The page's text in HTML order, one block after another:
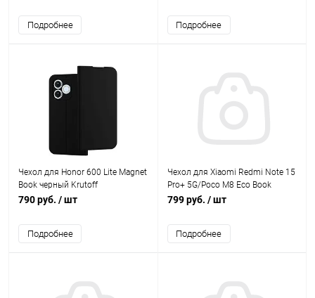
Подробнее Подробнее
Чехол для Honor 600 Lite Magnet
Book черный Krutoff
790 руб. / шт
Подробнее
Чехол для Xiaomi Redmi Note 15
Pro+ 5G/Poco M8 Eco Book
черный Krutoff
799 руб. / шт
Подробнее